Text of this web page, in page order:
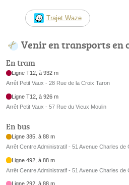
Trajet Waze
Venir en transports en
En tram
Ligne T12, à 932 m
Arrêt Petit Vaux - 28 Rue de la Croix Taron
Ligne T12, à 926 m
Arrêt Petit Vaux - 57 Rue du Vieux Moulin
En bus
Ligne 385, à 88 m
Arrêt Centre Administratif - 51 Avenue Charles de
Ligne 492, à 88 m
Arrêt Centre Administratif - 51 Avenue Charles de
Ligne 292, à 88 m